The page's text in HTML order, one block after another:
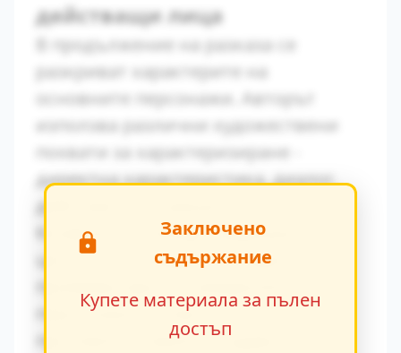
действащи лица
В продължение на разказа се
разкриват характерите на
основните персонажи. Авторът
използва различни художествени
похвати за характеризиране -
директна характеристика, диалог,
действия и вътрешен монолог.
Конфликтът между традиционните
ценности и модерните идеи се
персонажите. Това
противопоставяне създава
Заключено
съдържание
Купете материала за пълен
достъп